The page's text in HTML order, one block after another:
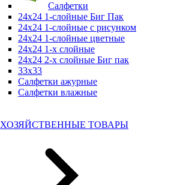
Салфетки
24х24 1-слойные Биг Пак
24х24 1-слойные с рисунком
24х24 1-слойные цветные
24х24 1-х слойные
24х24 2-х слойные Биг пак
33х33
Салфетки ажурные
Салфетки влажные
ХОЗЯЙСТВЕННЫЕ ТОВАРЫ